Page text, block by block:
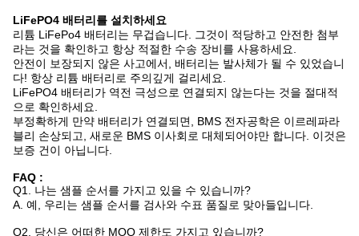
LiFePO4 배터리를 설치하세요
리튬 LiFePo4 배터리는 무겁습니다. 그것이 적당하고 안전한 첨부
라는 것을 확인하고 항상 적절한 수송 장비를 사용하세요.
안전이 보장되지 않은 사고에서, 배터리는 발사체가 될 수 있었습니
다! 항상 리튬 배터리로 주의깊게 걸리세요.
LiFePO4 배터리가 역전 극성으로 연결되지 않는다는 것을 절대적
으로 확인하세요.
부정확하게 만약 배터리가 연결되면, BMS 전자공학은 이르레파라
블리 손상되고, 새로운 BMS 이사회로 대체되어야만 합니다. 이것은
보증 건이 아닙니다.
FAQ :
Q1. 나는 샘플 순서를 가지고 있을 수 있습니까?
A. 예, 우리는 샘플 순서를 검사와 수표 품질로 맞아들입니다.
Q2. 당신은 어떠한 MOQ 제한도 가지고 있습니까?